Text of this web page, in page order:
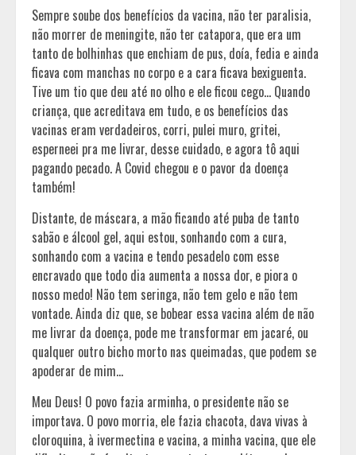
Sempre soube dos benefícios da vacina, não ter paralisia,
não morrer de meningite, não ter catapora, que era um
tanto de bolhinhas que enchiam de pus, doía, fedia e ainda
ficava com manchas no corpo e a cara ficava bexiguenta.
Tive um tio que deu até no olho e ele ficou cego… Quando
criança, que acreditava em tudo, e os benefícios das
vacinas eram verdadeiros, corri, pulei muro, gritei,
esperneei pra me livrar, desse cuidado, e agora tô aqui
pagando pecado. A Covid chegou e o pavor da doença
também!
Distante, de máscara, a mão ficando até puba de tanto
sabão e álcool gel, aqui estou, sonhando com a cura,
sonhando com a vacina e tendo pesadelo com esse
encravado que todo dia aumenta a nossa dor, e piora o
nosso medo! Não tem seringa, não tem gelo e não tem
vontade. Ainda diz que, se bobear essa vacina além de não
me livrar da doença, pode me transformar em jacaré, ou
qualquer outro bicho morto nas queimadas, que podem se
apoderar de mim…
Meu Deus! O povo fazia arminha, o presidente não se
importava. O povo morria, ele fazia chacota, dava vivas à
cloroquina, à ivermectina e vacina, a minha vacina, que ele